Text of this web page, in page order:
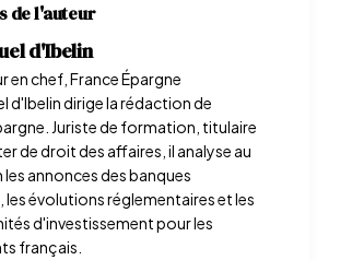
de l'auteur
d'Ibelin
en chef, France Épargne
d'Ibelin dirige la rédaction de
Juriste de formation, titulaire
de droit des affaires, il analyse au
annonces des banques
les évolutions réglementaires et les
d'investissement pour les
français.